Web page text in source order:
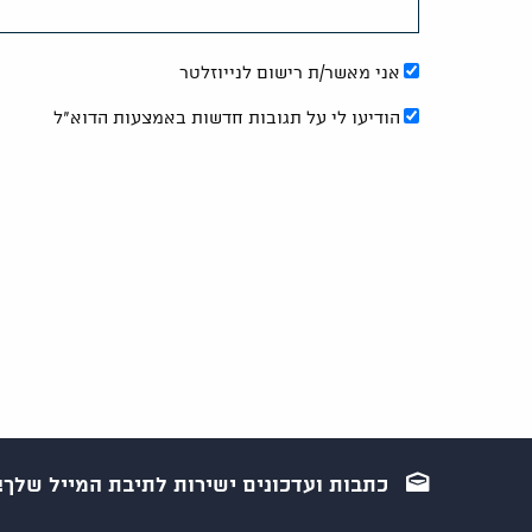
אני מאשר/ת רישום לנייוזלטר
הודיעו לי על תגובות חדשות באמצעות הדוא"ל
כתבות ועדכונים ישירות לתיבת המייל